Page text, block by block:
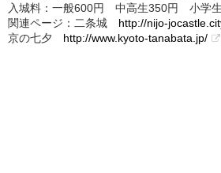
入城料：一般600円 中高生350円 小学
関連ページ：二条城 http://nijo-
京の七夕 http://www.kyoto-tanabata.jp/